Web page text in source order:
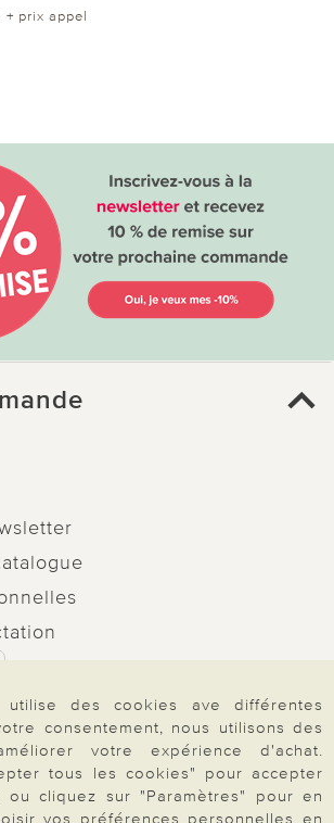
prix appel
Livraison
utilise des cookies ave différentes
consentement, nous utilisons des
votre expérience d'achat.
tous les cookies" pour accepter
cliquez sur "Paramètres" pour en
vos préférences personnelles en